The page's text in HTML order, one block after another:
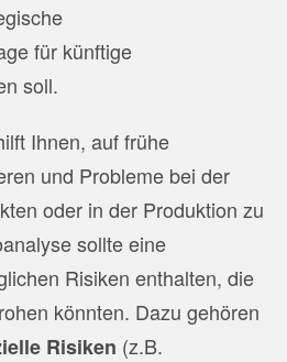
für künftige
soll.
Ihnen, auf frühe
und Probleme bei der
oder in der Produktion zu
sollte eine
Risiken enthalten, die
könnten. Dazu gehören
Risiken (z.B.